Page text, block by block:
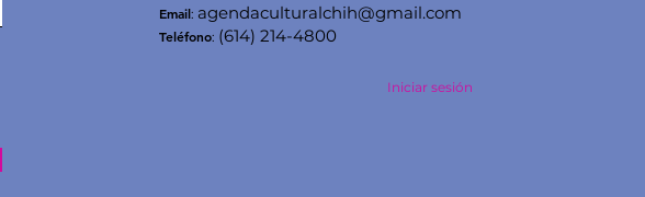
Iniciar sesión
Email: agendaculturalchih@gmail.com
Teléfono: (614) 214-4800